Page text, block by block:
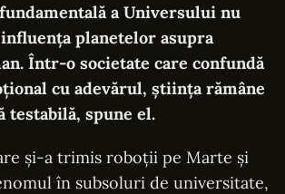
a Universului nu
planetelor asupra
Într-o societate care confundă
cu adevărul, știința rămâne
testabilă, spune el.
și-a trimis roboții pe Marte și
în subsoluri de universitate,